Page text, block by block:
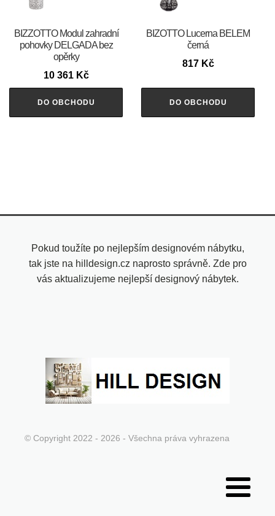
BIZZOTTO Modul zahradní
pohovky DELGADA bez
opěrky
10 361 Kč
DO OBCHODU
BIZOTTO Lucerna BELEM
černá
817 Kč
DO OBCHODU
Pokud toužíte po nejlepším designovém nábytku,
tak jste na hilldesign.cz naprosto správně. Zde pro
vás aktualizujeme nejlepší designový nábytek.
© Copyright 2022 - 2026 - Všechna práva vyhrazena